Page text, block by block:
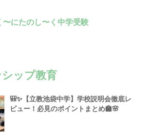
〜にたのし〜く中学受験
ップ教育
🎒✨【立教池袋中学】学校説明会徹底レ
ビュー！必見のポイントまとめ🏫🌸